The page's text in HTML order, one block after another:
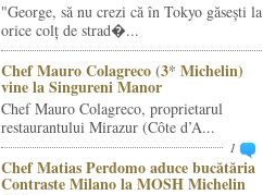
"George, să nu crezi că în Tokyo găsești la
orice colț de strad�...
Chef Mauro Colagreco (3* Michelin)
vine la Singureni Manor
Chef Mauro Colagreco, proprietarul
restaurantului Mirazur (Côte d’A...
1
Chef Matias Perdomo aduce bucătăria
Contraste Milano la MOSH Michelin